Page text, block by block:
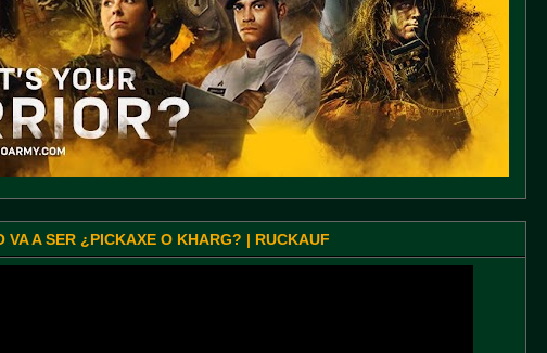
A SER ¿PICKAXE O KHARG? | RUCKAUF